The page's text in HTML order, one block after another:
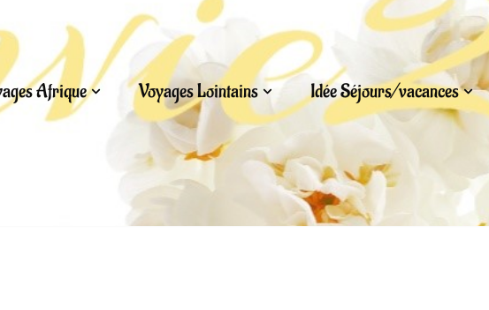
Afrique Voyages Lointains Idée Séjours/vacances